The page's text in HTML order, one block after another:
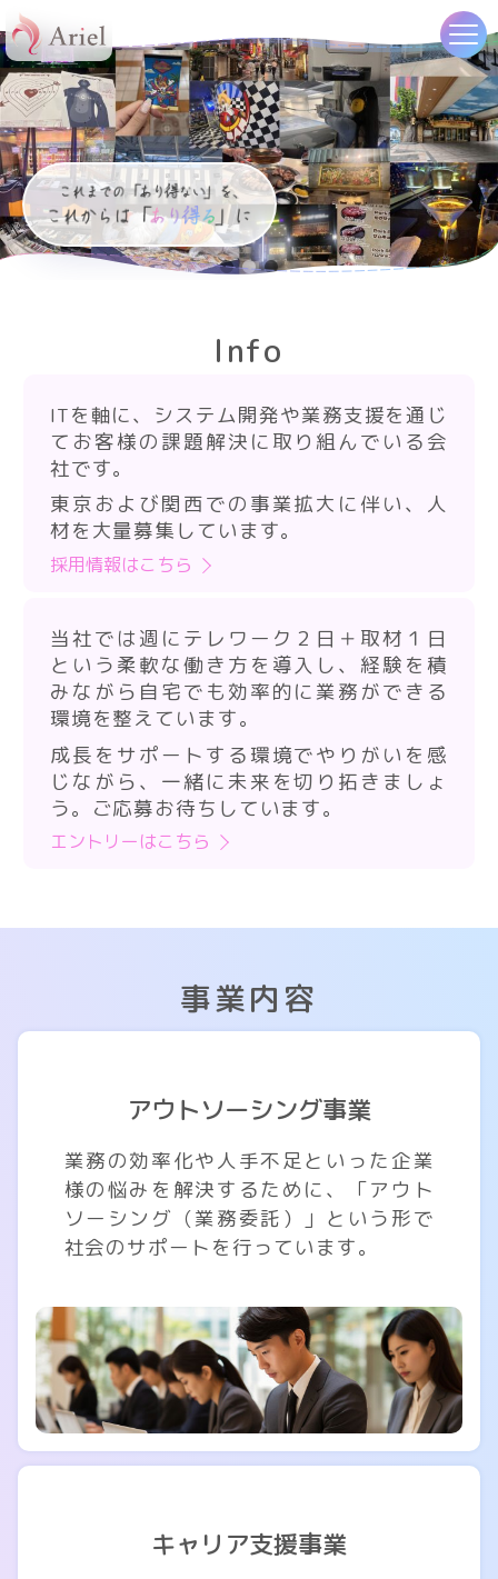
Info
ITを軸に、システム開発や業務支援を通じ
てお客様の課題解決に取り組んでいる会
社です。
東京および関西での事業拡大に伴い、人
材を大量募集しています。
採用情報はこちら
当社では週にテレワーク２日＋取材１日
という柔軟な働き方を導入し、経験を積
みながら自宅でも効率的に業務ができる
環境を整えています。
成長をサポートする環境でやりがいを感
じながら、一緒に未来を切り拓きましょ
う。ご応募お待ちしています。
エントリーはこちら
事業内容
アウトソーシング事業
業務の効率化や人手不足といった企業
様の悩みを解決するために、「アウト
ソーシング（業務委託）」という形で
社会のサポートを行っています。
キャリア支援事業